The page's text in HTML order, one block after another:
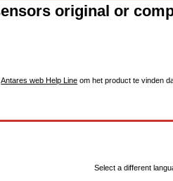
original or
Antares web Help Line om het product te vinden
Select a different